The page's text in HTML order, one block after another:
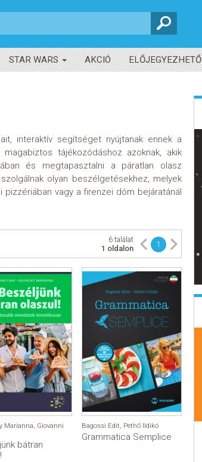
STAR WARS AKCIÓ ELŐJEGYEZHETŐ
interaktív segítséget nyújtanak ennek a
tájékozódáshoz azoknak, akik
és megtapasztalni a páratlan olasz
olyan beszélgetésekhez, melyek
vagy a firenzei dóm bejáratánál
1
6 találat
1 oldalon
Marianna, Giovanni
bátran
Bagossi Edit, Pethő Ildikó
Grammatica Semplice